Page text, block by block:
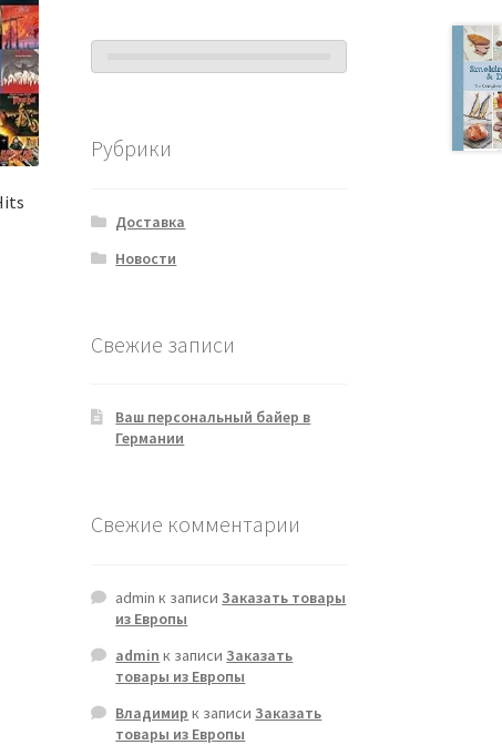
Рубрики
Доставка
Новости
Свежие записи
Ваш персональный байер в
Германии
Свежие комментарии
admin к записиЗаказать товары
из Европы
admin к записиЗаказать
товары из Европы
Владимир к записиЗаказать
товары из Европы